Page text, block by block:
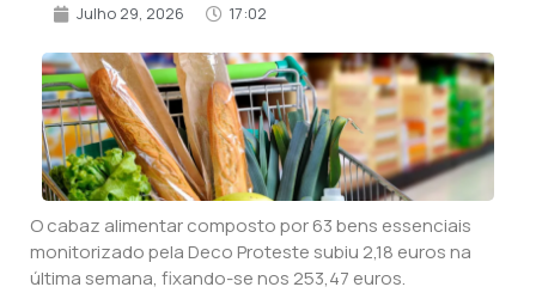
Julho 29, 2026 17:02
O cabaz alimentar composto por 63 bens essenciais
monitorizado pela Deco Proteste subiu 2,18 euros na
última semana, fixando-se nos 253,47 euros.